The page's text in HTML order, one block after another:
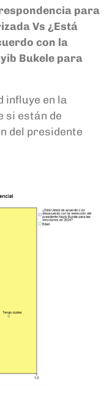
para
Vs ¿Está
con la
Bukele para
influye en la
si están de
del presidente